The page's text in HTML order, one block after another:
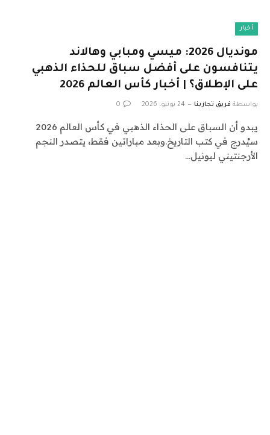
أخبار
مونديال 2026: ميسي ومبابي وهالاند
يتنافسون على أفضل سباق للحذاء الذهبي
على الإطلاق؟ | أخبار كأس العالم 2026
بواسطة فريق تجاربنا 24 يونيو، 2026 0
يبدو أن السباق على الحذاء الذهبي في كأس العالم 2026
سيُدرج في كتب التاريخ.وبعد مباراتين فقط، يتصدر النجم
الأرجنتيني ليونيل…